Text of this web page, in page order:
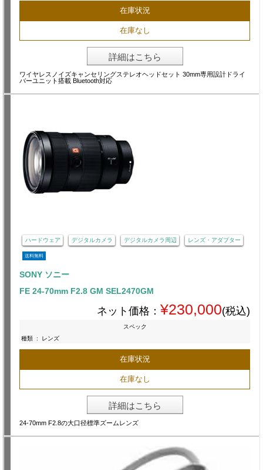
在庫状況
在庫なし
詳細はこちら
ワイヤレスノイズキャンセリングステレオヘッドセット 30mm専用設計ドライ
バーユニット搭載 Bluetooth対応
ハードウェア デジタルカメラ デジタルカメラ周辺 レンズ・アダプター
送料無料
SONY ソニー
FE 24-70mm F2.8 GM SEL2470GM
ネット価格： ¥230,000(税込)
スペック
種類 : レンズ
在庫状況
在庫なし
詳細はこちら
24-70mm F2.8の大口径標準ズームレンズ